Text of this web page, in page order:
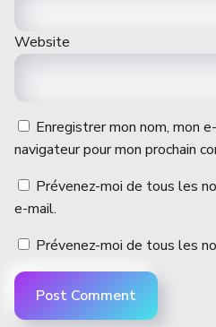
Website
Enregistrer mon nom, mon
navigateur pour mon prochain
Prévenez-moi de tous les
e-mail.
Prévenez-moi de tous les